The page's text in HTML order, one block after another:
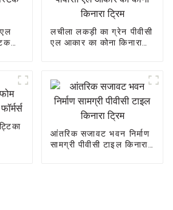
एल
लचीला लकड़ी का ग्रेन पीवीसी
एल आकार का कोना किनारा
आंतरिक सजावट भवन निर्माण
सामग्री पीवीसी टाइल किनारा